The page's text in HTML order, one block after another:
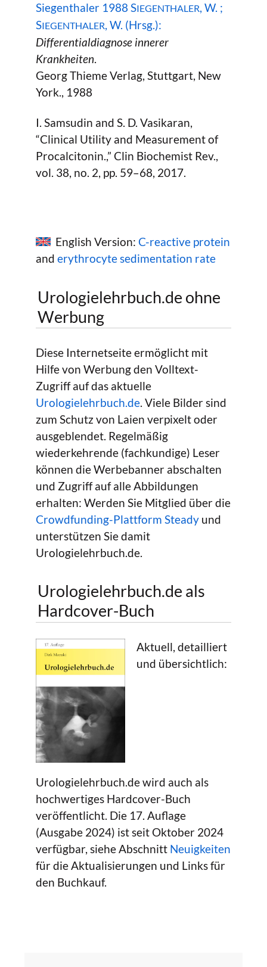
Siegenthaler 1988 SIEGENTHALER, W. ;
SIEGENTHALER, W. (Hrsg.):
Differentialdiagnose innerer
Krankheiten.
Georg Thieme Verlag, Stuttgart, New
York., 1988
I. Samsudin and S. D. Vasikaran,
“Clinical Utility and Measurement of
Procalcitonin.,” Clin Biochemist Rev.,
vol. 38, no. 2, pp. 59–68, 2017.
English Version: C-reactive protein
and erythrocyte sedimentation rate
Urologielehrbuch.de ohne
Werbung
Diese Internetseite ermöglicht mit
Hilfe von Werbung den Volltext-
Zugriff auf das aktuelle
Urologielehrbuch.de. Viele Bilder sind
zum Schutz von Laien verpixelt oder
ausgeblendet. Regelmäßig
wiederkehrende (fachkundige) Leser
können die Werbebanner abschalten
und Zugriff auf alle Abbildungen
erhalten: Werden Sie Mitglied über die
Crowdfunding-Plattform Steady und
unterstützen Sie damit
Urologielehrbuch.de.
Urologielehrbuch.de als
Hardcover-Buch
Aktuell, detailliert
und übersichtlich:
Urologielehrbuch.de wird auch als
hochwertiges Hardcover-Buch
veröffentlicht. Die 17. Auflage
(Ausgabe 2024) ist seit Oktober 2024
verfügbar, siehe Abschnitt Neuigkeiten
für die Aktualisierungen und Links für
den Buchkauf.